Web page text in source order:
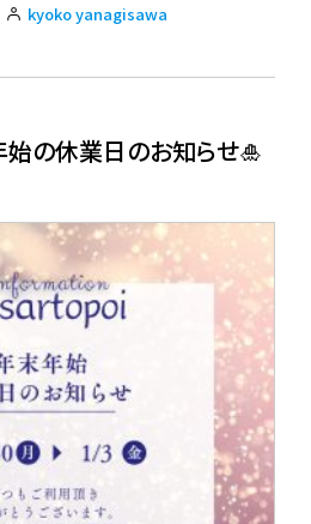
kyoko yanagisawa
の休業日のお知らせ🎍